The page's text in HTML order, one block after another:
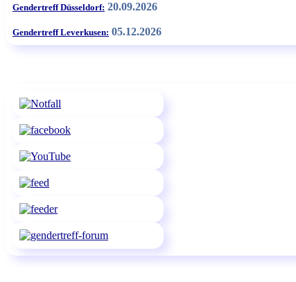
Gendertreff Düsseldorf: 20.09.2026
Gendertreff Leverkusen: 05.12.2026